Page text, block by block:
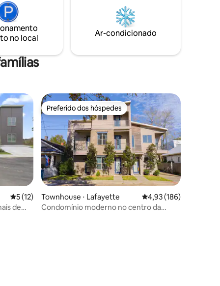
no local
Ar-condicionado
5 de uma avaliação média de 5, 12 avaliações
5 (12)
de
Preferido dos hóspedes
Preferido dos hóspedes
Townhouse ⋅ Lafayette 4,93 de uma avaliação
4,93 (186)
Condomínio moderno no centro da